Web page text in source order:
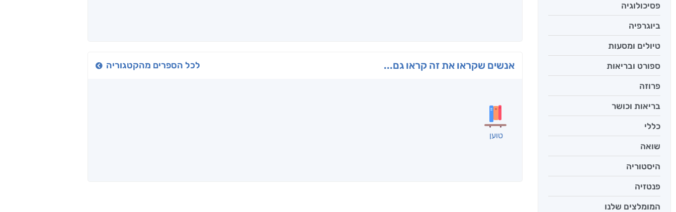
פסיכולוגיה
ביוגרפיה
טיולים ומסעות
ספורט ובריאות
פרוזה
בריאות וכושר
כללי
שואה
היסטוריה
פנטזיה
המומלצים שלנו
אנשים שקראו את זה קראו גם... לכל הספרים מהקטגוריה
טוען